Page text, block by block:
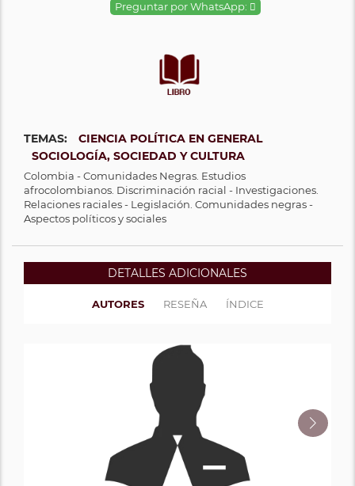
Preguntar por WhatsApp:
TEMAS:
CIENCIA POLÍTICA EN GENERAL
SOCIOLOGÍA, SOCIEDAD Y CULTURA
Colombia - Comunidades Negras. Estudios
afrocolombianos. Discriminación racial - Investigaciones.
Relaciones raciales - Legislación. Comunidades negras -
Aspectos políticos y sociales
DETALLES ADICIONALES
AUTORES RESEÑA ÍNDICE